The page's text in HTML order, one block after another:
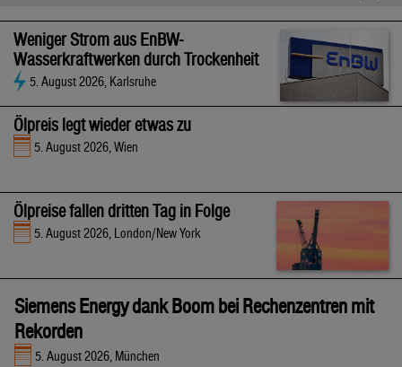
Weniger Strom aus EnBW-
Wasserkraftwerken durch Trockenheit
5. August 2026, Karlsruhe
Ölpreis legt wieder etwas zu
5. August 2026, Wien
Ölpreise fallen dritten Tag in Folge
5. August 2026, London/New York
Siemens Energy dank Boom bei Rechenzentren mit
Rekorden
5. August 2026, München